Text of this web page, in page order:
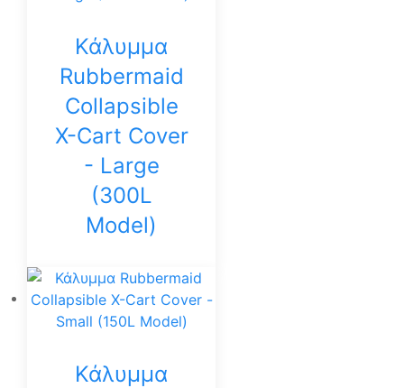
Κάλυμμα
Rubbermaid
Collapsible
X-Cart Cover
- Large
(300L
Model)
Κάλυμμα